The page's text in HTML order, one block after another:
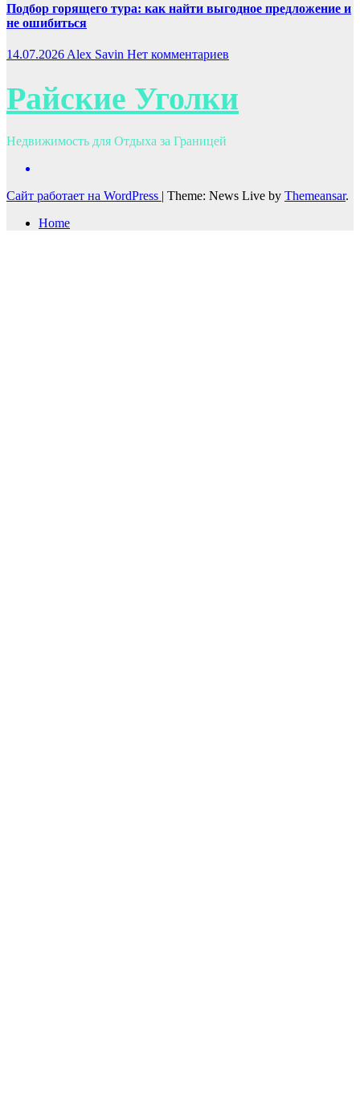
Подбор горящего тура: как найти выгодное предложение и
не ошибиться
14.07.2026 Alex Savin Нет комментариев
Райские Уголки
Недвижимость для Отдыха за Границей
Сайт работает на WordPress | Theme: News Live by Themeansar.
Home